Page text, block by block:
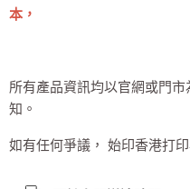
始印香港打印專門店 ｜信譽商
2017至今我們已成功為
本，